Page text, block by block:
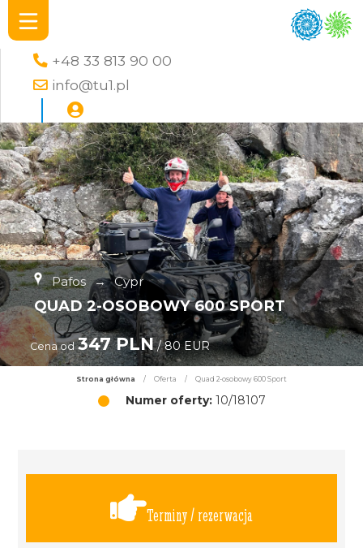
+48 33 813 90 00
info@tu1.pl
Pafos → Cypr
QUAD 2-OSOBOWY 600 SPORT
Cena od 347 PLN/ 80 EUR
Strona główna / Oferta / Quad 2-osobowy 600 Sport
Numer oferty:10/18107
Terminy / rezerwacja